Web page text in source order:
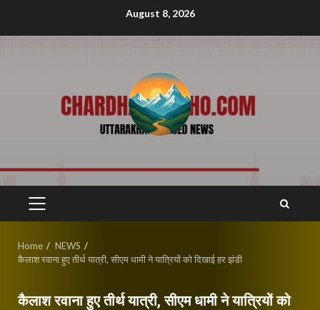
August 8, 2026
PRIMARY
Home
NEWS
कैलाश रवाना हुए तीर्थ यात्री, सीएम धामी ने यात्रियों को दिखाई हर झंडी
कैलाश रवाना हुए तीर्थ यात्री, सीएम धामी ने यात्रियों को